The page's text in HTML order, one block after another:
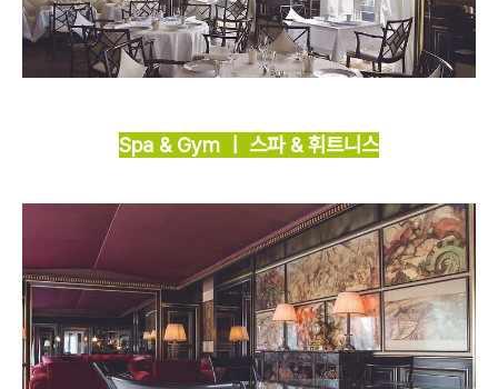
Spa & Gym ㅣ 스파 & 휘트니스